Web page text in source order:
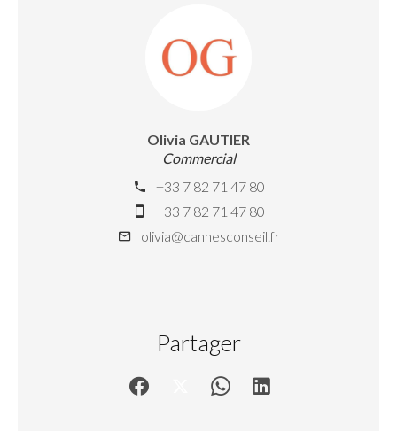
Olivia GAUTIER
Commercial
+33 7 82 71 47 80
+33 7 82 71 47 80
olivia@cannesconseil.fr
Partager